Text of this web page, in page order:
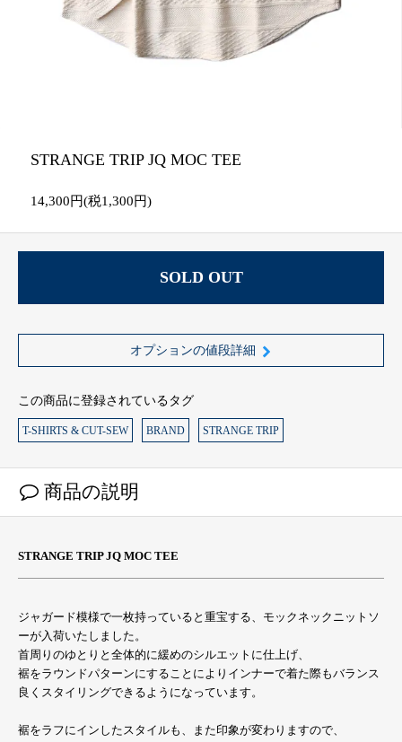
STRANGE TRIP JQ MOC TEE
14,300円(税1,300円)
SOLD OUT
オプションの値段詳細
この商品に登録されているタグ
T-SHIRTS & CUT-SEW BRAND STRANGE TRIP
商品の説明
STRANGE TRIP JQ MOC TEE
ジャガード模様で一枚持っていると重宝する、モックネックニットソ
ーが入荷いたしました。
首周りのゆとりと全体的に緩めのシルエットに仕上げ、
裾をラウンドパターンにすることによりインナーで着た際もバランス
良くスタイリングできるようになっています。
裾をラフにインしたスタイルも、また印象が変わりますので、